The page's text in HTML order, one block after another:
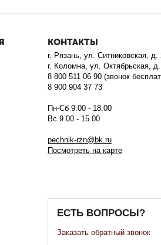
КОНТАКТЫ
г. Рязань, ул. Ситниковская, д.
г. Коломна, ул. Октябрьская,
8 800 511 06 90 (звонок
8 900 904 37 73
Пн-Сб 9.00 - 18.00
Вс 9.00 - 15.00
pechnik-rzn@bk.ru
Посмотреть на карте
ЕСТЬ ВОПРОСЫ?
Заказать обратный звонок